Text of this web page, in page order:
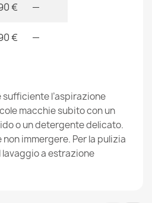
IMITAZIONE PELLICCIA DI
greco nero
€ —
€ —
l’aspirazione
macchie subito con un
o un detergente delicato.
immergere. Per la pulizia
a estrazione